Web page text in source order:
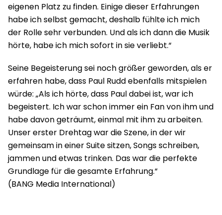
eigenen Platz zu finden. Einige dieser Erfahrungen
habe ich selbst gemacht, deshalb fühlte ich mich
der Rolle sehr verbunden. Und als ich dann die Musik
hörte, habe ich mich sofort in sie verliebt.“
Seine Begeisterung sei noch größer geworden, als er
erfahren habe, dass Paul Rudd ebenfalls mitspielen
würde: „Als ich hörte, dass Paul dabei ist, war ich
begeistert. Ich war schon immer ein Fan von ihm und
habe davon geträumt, einmal mit ihm zu arbeiten.
Unser erster Drehtag war die Szene, in der wir
gemeinsam in einer Suite sitzen, Songs schreiben,
jammen und etwas trinken. Das war die perfekte
Grundlage für die gesamte Erfahrung.“